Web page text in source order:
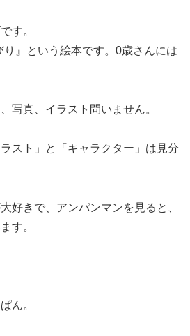
す。
』という絵本です。0歳さんには
写真、イラスト問いません。
スト」と「キャラクター」は見分
好きで、アンパンマンを見ると、
す。
ん。